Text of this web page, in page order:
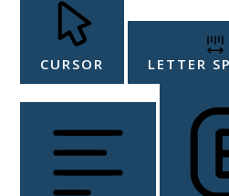
CURSOR LETTER